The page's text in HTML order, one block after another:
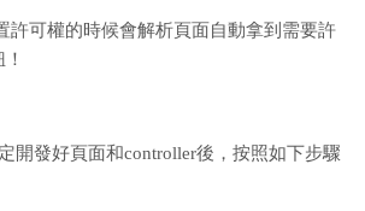
許可權的時候會解析頁面自動拿到需要許
開發好頁面和controller後，按照如下步驟